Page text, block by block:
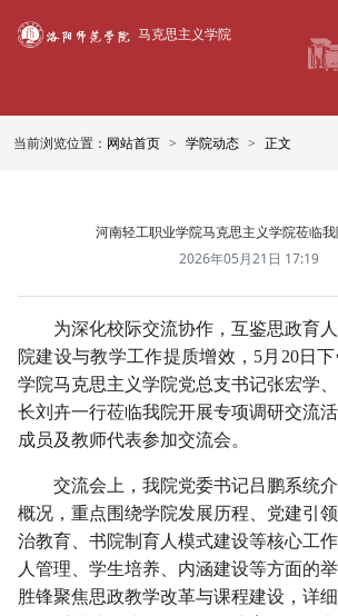
马克思主义学院
当前浏览位置： 网站首页 学院动态 正文
河南轻工职业学院马克思主义学院莅临
2026年05月21日 17:19
为深化校际交流协作，互鉴思政育
院建设与教学工作提质增效，5月20日
学院马克思主义学院党总支书记张宏学
长刘卉一行莅临我院开展专项调研交流
成员及教师代表参加交流会。
交流会上，我院党委书记吕鹏系统
概况，重点围绕学院发展历程、党建引
治教育、书院制育人模式建设等核心工
人管理、学生培养、内涵建设等方面的
胜锋聚焦思政教学改革与课程建设，详